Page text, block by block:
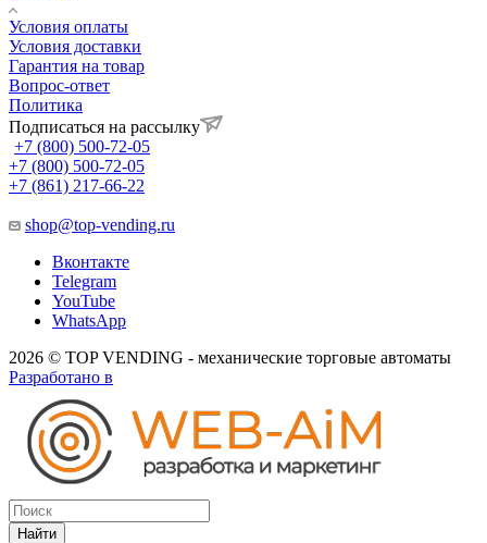
Условия оплаты
Условия доставки
Гарантия на товар
Вопрос-ответ
Политика
Подписаться на рассылку
+7 (800) 500-72-05
+7 (800) 500-72-05
+7 (861) 217-66-22
shop@top-vending.ru
Вконтакте
Telegram
YouTube
WhatsApp
2026 © TOP VENDING - механические торговые автоматы
Разработано в
Найти